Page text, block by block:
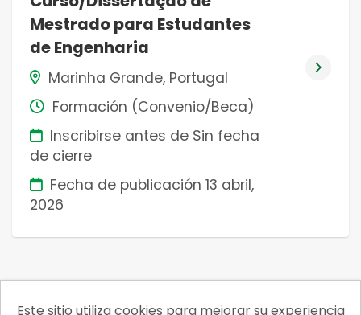
Mestrado para Estudantes
de Engenharia
Marinha Grande, Portugal
Formación (Convenio/Beca)
Inscribirse antes de Sin fecha
de cierre
Fecha de publicación13 abril,
2026
Este sitio utiliza cookies para mejorar su experiencia